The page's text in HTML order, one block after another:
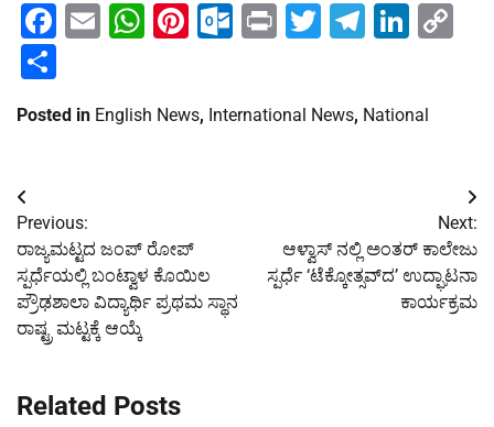
Facebook
EmailWhatsApp
Pinterest
Outlook.com
PrintTwitter
Posted in English News, International News, National
Post
navigation
Previous:
ರಾಜ್ಯಮಟ್ಟದ ಜಂಪ್‌ ರೋಪ್
ಸ್ಪರ್ಧೆಯಲ್ಲಿ ಬಂಟ್ವಾಳ ಕೊಯಿಲ
ಪ್ರೌಢಶಾಲಾ ವಿದ್ಯಾರ್ಥಿ ಪ್ರಥಮ ಸ್ಥಾನ
ರಾಷ್ಟ್ರ ಮಟ್ಟಕ್ಕೆ ಆಯ್ಕೆ
Next:
ಆಳ್ವಾಸ್ ನಲ್ಲಿ ಅಂತರ್ ಕಾಲೇಜು
ಸ್ಪರ್ಧೆ ‘ಟೆಕ್ಕೋತ್ಸವ್‌ದ’ ಉದ್ಘಾಟನಾ
ಕಾರ್ಯಕ್ರಮ
Related Posts